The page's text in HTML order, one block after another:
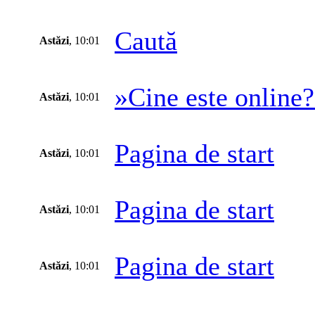
Astăzi, 10:01 Caută
Astăzi, 10:01 »Cine este
Astăzi, 10:01 Pagina de start
Astăzi, 10:01 Pagina de start
Astăzi, 10:01
Pagina de start